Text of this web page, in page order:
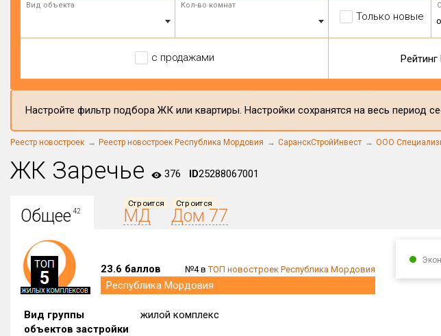
Вид объекта Кол-во комнат
Только новые
с продажами Рейтинг
Настройте фильтр подбора ЖК или квартиры. Настройки сохранятся на весь период
Реестр новостроек Реестр новостроек Республика Мордовия СаранскСтройИнвест ООО
ЖК Заречье 376 ID25288067001
Общее42
Строится
МД
Строится
Дом 77
23.6 баллов №4 вТОП новостроек Республика Мордовия
Республика Мордовия
Вид группы
объектов застройки
жилой комплекс